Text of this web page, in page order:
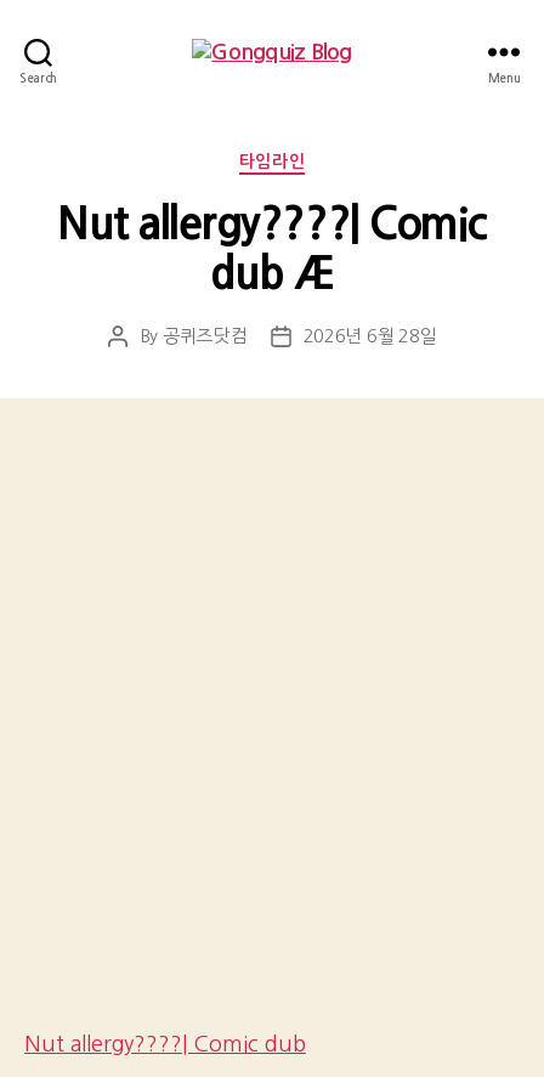
Search Menu
Categories
타임라인
Nut allergy????| Comic
dub Æ
PostBy 공퀴즈닷컴
Post2026년 6월 28일
Nut allergy????| Comic dub